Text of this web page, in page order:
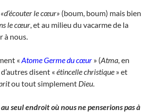
«d’écouter le cœur» (boum, boum) mais bien
le cœur , et au milieu du vacarme de la
à nous.
« Atome Germe du cœur » (Atma, en
disent « étincelle christique » et
ou tout simplement Dieu
seul endroit où nous ne penserions pas à